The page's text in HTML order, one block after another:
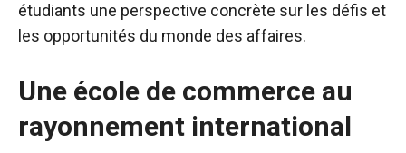
étudiants une perspective concrète sur les défis et
les opportunités du monde des affaires.
Une école de commerce au
rayonnement international